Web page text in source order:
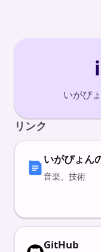
いがぴ
リンク
いがぴょん
音楽、技術
GitHub